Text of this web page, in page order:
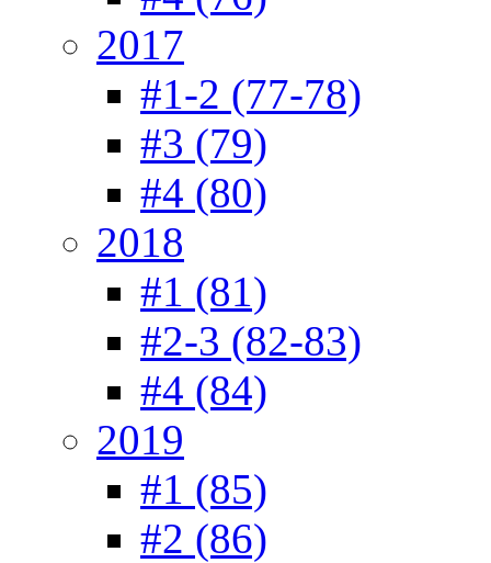
2017
#1-2 (77-78)
#3 (79)
#4 (80)
2018
#1 (81)
#2-3 (82-83)
#4 (84)
2019
#1 (85)
#2 (86)